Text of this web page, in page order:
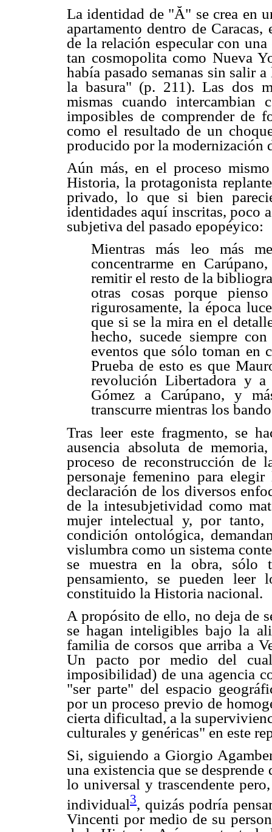
La identidad de "Ă" se crea en
apartamento dentro de
de la relación especular con
tan cosmopolita como Nueva
había pasado semanas sin salir
la basura" (p. 211). Las dos
mismas cuando intercambian
imposibles de comprender de
como el resultado de un
producido por la modernización
Aún más, en el proceso
Historia, la protagonista
privado, lo que si bien
identidades aquí inscritas, poco
subjetiva del pasado epopéyico:
Mientras más leo más
concentrarme en
remitir el resto de la
otras cosas porque
rigurosamente, la época
que si se la mira en el
hecho, sucede siempre
eventos que sólo toman en
Prueba de esto es que
revolución Libertadora y a
Gómez a Carúpano, y
transcurre mientras los
Tras leer este fragmento, se
ausencia absoluta de
proceso de reconstrucción de
personaje femenino para
declaración de los diversos
de la intesubjetividad como
mujer intelectual y, por tanto,
condición ontológica,
vislumbra como un sistema
se muestra en la obra, sólo
pensamiento, se pueden leer
constituido la Historia nacional.
A propósito de ello, no deja de
se hagan inteligibles bajo la
familia de corsos que arriba a
Un pacto por medio del
imposibilidad) de una agencia
"ser parte" del espacio
por un proceso previo de
cierta dificultad, a la
culturales y genéricas" en este
Si, siguiendo a Giorgio
una existencia que se
lo universal y trascendente
individual3, quizás podría
Vincenti por medio de su